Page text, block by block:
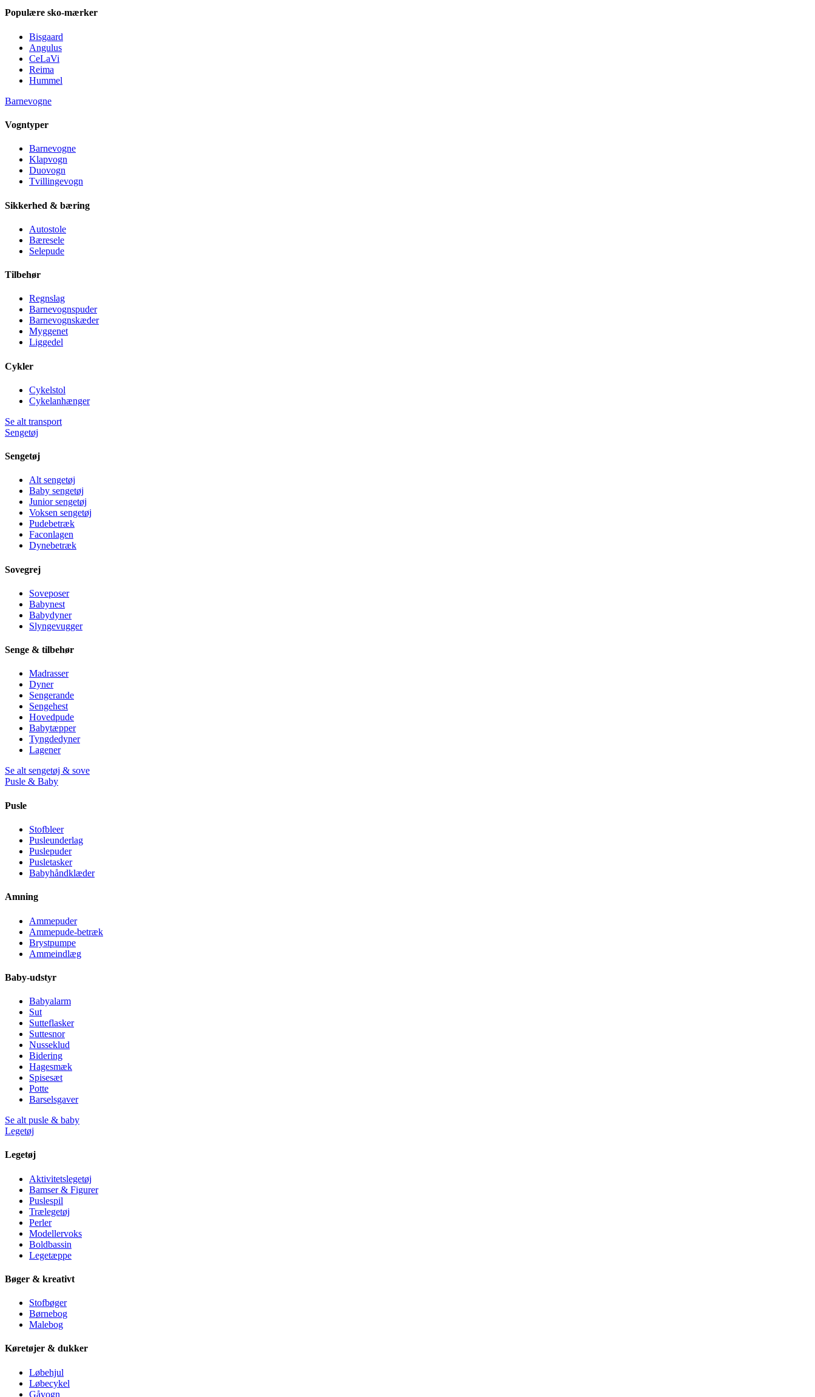
Populære sko-mærker
Bisgaard
Angulus
CeLaVi
Reima
Hummel
Barnevogne
Vogntyper
Barnevogne
Klapvogn
Duovogn
Tvillingevogn
Sikkerhed & bæring
Autostole
Bæresele
Selepude
Tilbehør
Regnslag
Barnevognspuder
Barnevognskæder
Myggenet
Liggedel
Cykler
Cykelstol
Cykelanhænger
Se alt transport
Sengetøj
Sengetøj
Alt sengetøj
Baby sengetøj
Junior sengetøj
Voksen sengetøj
Pudebetræk
Faconlagen
Dynebetræk
Sovegrej
Soveposer
Babynest
Babydyner
Slyngevugger
Senge & tilbehør
Madrasser
Dyner
Sengerande
Sengehest
Hovedpude
Babytæpper
Tyngdedyner
Lagener
Se alt sengetøj & sove
Pusle & Baby
Pusle
Stofbleer
Pusleunderlag
Puslepuder
Pusletasker
Babyhåndklæder
Amning
Ammepuder
Ammepude-betræk
Brystpumpe
Ammeindlæg
Baby-udstyr
Babyalarm
Sut
Sutteflasker
Suttesnor
Nusseklud
Bidering
Hagesmæk
Spisesæt
Potte
Barselsgaver
Se alt pusle & baby
Legetøj
Legetøj
Aktivitetslegetøj
Bamser & Figurer
Puslespil
Trælegetøj
Perler
Modellervoks
Boldbassin
Legetæppe
Bøger & kreativt
Stofbøger
Børnebog
Malebog
Køretøjer & dukker
Løbehjul
Løbecykel
Gåvogn